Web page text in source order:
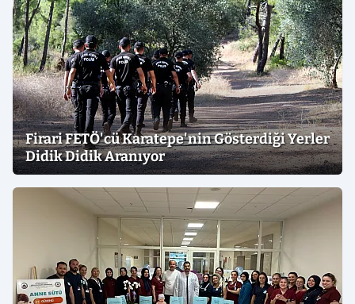
Firari FETÖ'cü Karatepe'nin Gösterdiği Yerler
Didik Didik Aranıyor